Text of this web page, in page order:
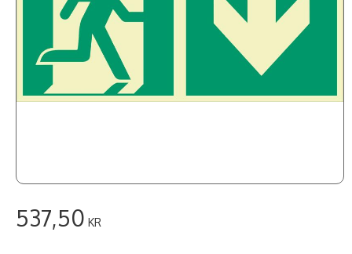
537,50 KR